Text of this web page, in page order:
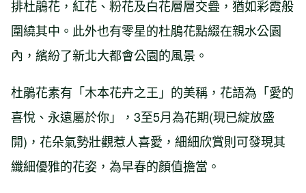
排杜鵑花，紅花、粉花及白花層層交疊，猶如彩霞般
圍繞其中。此外也有零星的杜鵑花點綴在親水公園
內，繽紛了新北大都會公園的風景。
杜鵑花素有「木本花卉之王」的美稱，花語為「愛的
喜悅、永遠屬於你」，3至5月為花期(現已綻放盛
開)，花朵氣勢壯觀惹人喜愛，細細欣賞則可發現其
纖細優雅的花姿，為早春的顏值擔當。